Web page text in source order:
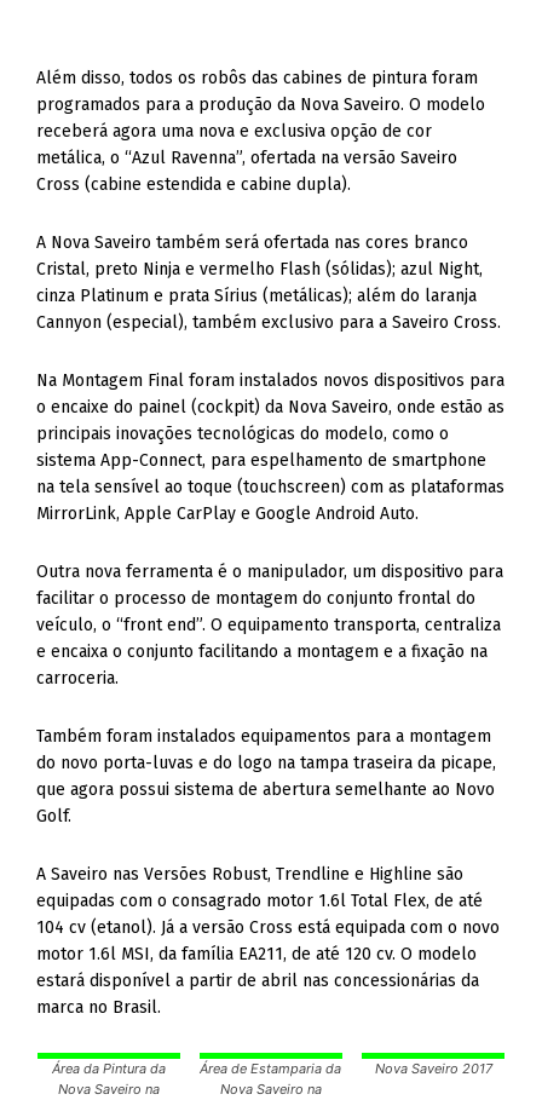
Além disso, todos os robôs das cabines de pintura foram
programados para a produção da Nova Saveiro. O modelo
receberá agora uma nova e exclusiva opção de cor
metálica, o “Azul Ravenna”, ofertada na versão Saveiro
Cross (cabine estendida e cabine dupla).
A Nova Saveiro também será ofertada nas cores branco
Cristal, preto Ninja e vermelho Flash (sólidas); azul Night,
cinza Platinum e prata Sírius (metálicas); além do laranja
Cannyon (especial), também exclusivo para a Saveiro Cross.
Na Montagem Final foram instalados novos dispositivos para
o encaixe do painel (cockpit) da Nova Saveiro, onde estão as
principais inovações tecnológicas do modelo, como o
sistema App-Connect, para espelhamento de smartphone
na tela sensível ao toque (touchscreen) com as plataformas
MirrorLink, Apple CarPlay e Google Android Auto.
Outra nova ferramenta é o manipulador, um dispositivo para
facilitar o processo de montagem do conjunto frontal do
veículo, o “front end”. O equipamento transporta, centraliza
e encaixa o conjunto facilitando a montagem e a fixação na
carroceria.
Também foram instalados equipamentos para a montagem
do novo porta-luvas e do logo na tampa traseira da picape,
que agora possui sistema de abertura semelhante ao Novo
Golf.
A Saveiro nas Versões Robust, Trendline e Highline são
equipadas com o consagrado motor 1.6l Total Flex, de até
104 cv (etanol). Já a versão Cross está equipada com o novo
motor 1.6l MSI, da família EA211, de até 120 cv. O modelo
estará disponível a partir de abril nas concessionárias da
marca no Brasil.
Área da Pintura da
Nova Saveiro na
Área de Estamparia da
Nova Saveiro na
Nova Saveiro 2017